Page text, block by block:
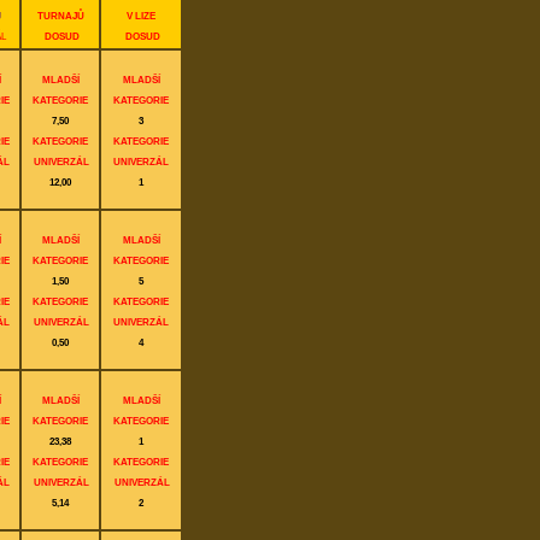
TURNAJŮ
DOSUD
V LIZE
DOSUD
MLADŠÍ
KATEGORIE
7,50
KATEGORIE
UNIVERZÁL
12,00
MLADŠÍ
KATEGORIE
3
KATEGORIE
UNIVERZÁL
1
MLADŠÍ
KATEGORIE
1,50
KATEGORIE
UNIVERZÁL
0,50
MLADŠÍ
KATEGORIE
5
KATEGORIE
UNIVERZÁL
4
MLADŠÍ
KATEGORIE
23,38
KATEGORIE
UNIVERZÁL
5,14
MLADŠÍ
KATEGORIE
1
KATEGORIE
UNIVERZÁL
2